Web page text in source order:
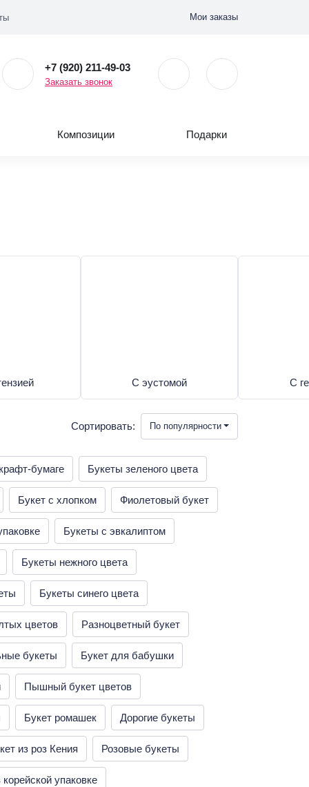
Мои заказы
+7 (920) 211-49-03
Заказать звонок
Композиции Подарки
С эустомой С
Сортировать: По популярности
бумаге Букеты зеленого цвета
Букет с хлопком Фиолетовый букет
Букеты с эвкалиптом
Букеты нежного цвета
Букеты синего цвета
цветов Разноцветный букет
букеты Букет для бабушки
Пышный букет цветов
Букет ромашек Дорогие букеты
из роз Кения Розовые букеты
упаковке